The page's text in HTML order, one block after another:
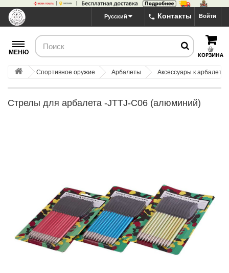
Войти
Контакты
Русский
КОРЗИНА
МЕНЮ
Спортивное оружие Арбалеты Аксессуары к арбалетам
Стрелы для арбалета -JTTJ-C06 (алюминий)